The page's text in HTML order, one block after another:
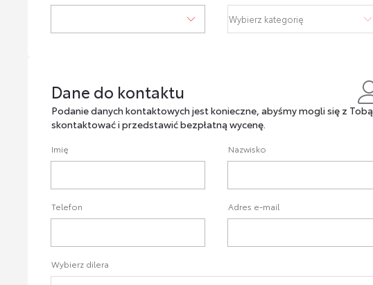
Dane do kontaktu
Dane do kontaktu
Podanie danych kontaktowych jest konieczne, abyśmy mogli się z Tobą
skontaktować i przedstawić bezpłatną wycenę.
Imię Nazwisko
Telefon Adres e-mail
Wybierz dilera